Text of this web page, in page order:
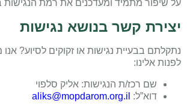
על שיפור מתמיד ומעדכנים את רמת
יצירת קשר בנושא נגישות
נתקלתם בבעיית נגישות או זקוקים לסיוע?
לפנות אלינו:
שם רכז/ת הנגישות: אליק סלפוי
דוא”ל: aliks@mopdarom.org.il